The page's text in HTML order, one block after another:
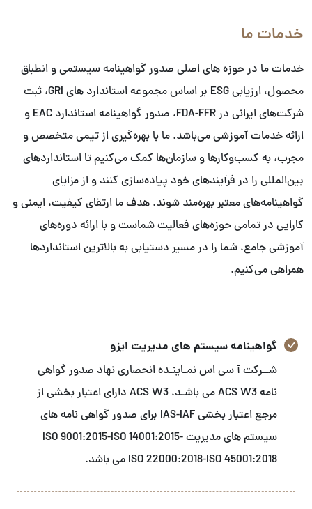
خدمات ما
خدمات ما در حوزه های اصلی صدور گواهینامه سیستمی و انطباق
محصول، ارزیابی ESG بر اساس مجموعه استاندارد های GRI، ثبت
شرکت‌های ایرانی در FDA-FFR، صدور گواهینامه استاندارد EAC و
ارائه خدمات آموزشی می‌باشد. ما با بهره‌گیری از تیمی متخصص و
مجرب، به کسب‌وکارها و سازمان‌ها کمک می‌کنیم تا استانداردهای
بین‌المللی را در فرآیندهای خود پیاده‌سازی کنند و از مزایای
گواهینامه‌های معتبر بهره‌مند شوند. هدف ما ارتقای کیفیت، ایمنی و
کارایی در تمامی حوزه‌های فعالیت شماست و با ارائه دوره‌های
آموزشی جامع، شما را در مسیر دستیابی به بالاترین استانداردها
همراهی می‌کنیم.
گواهینامه سیستم های مدیریت ایزو
شــرکت آ سی اس نمـاینـده انحصاری نهاد صدور گواهی
نامه ACS W3 می باشـد، ACS W3 دارای اعتبار بخشی از
مرجع اعتبار بخشی IAS-IAF برای صدور گواهی نامه های
سیستم های مدیریت ISO 9001:2015-ISO 14001:2015-
ISO 22000:2018-ISO 45001:2018 می باشد.